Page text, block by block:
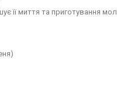
її миття та приготування